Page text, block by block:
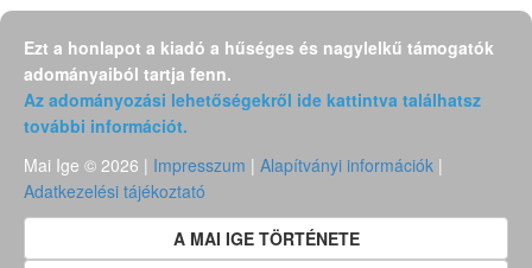
Ezt a honlapot a kiadó a hűséges és nagylelkű támogatók
adományaiból tartja fenn.
Az adományozási lehetőségekről ide kattintva találhatsz
további információt.
Mai Ige © 2026 | Impresszum | Alapítványi információk |
Adatkezelési tájékoztató
A MAI IGE TÖRTÉNETE